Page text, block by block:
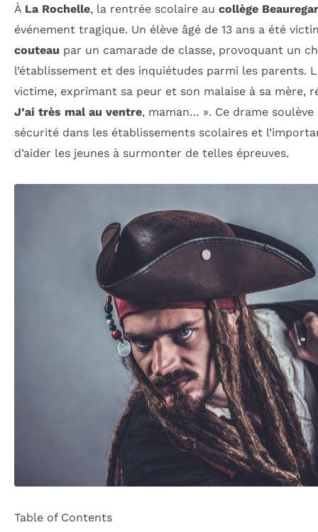
À La Rochelle, la rentrée scolaire au collège
événement tragique. Un élève âgé de 13 ans a été
couteau par un camarade de classe, provoquant un
l’établissement et des inquiétudes parmi les parents.
victime, exprimant sa peur et son malaise à sa mère,
J’ai très mal au ventre, maman… ». Ce drame
sécurité dans les établissements scolaires et
d’aider les jeunes à surmonter de telles épreuves.
Table of Contents